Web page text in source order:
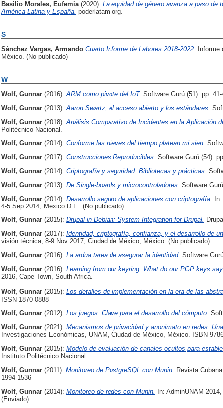
Basilio Morales, Eufemia (2020): La equidad de género avanza a paso de
América Latina y España. poderlatam.org.
S
Sánchez Vargas, Armando Cuarto Informe de Labores 2018-2022.
Informe
México. (No publicado)
W
Wolf, Gunnar (2016): ARM como pivote del IoT. Software Gurú (51). pp.
Wolf, Gunnar (2013): Aaron Swartz, el acceso abierto y los estándares.
Wolf, Gunnar (2018): Análisis Comparativo de Incidentes en la Aplicación
Politécnico Nacional.
Wolf, Gunnar (2014): Conforme las nieves del tiempo platean mi sien.
Wolf, Gunnar (2017): Construcciones Reproducibles. Software Gurú (54).
Wolf, Gunnar (2014): Criptografía y seguridad: Bibliotecas y prácticas.
Wolf, Gunnar (2013): De Single-boards y microcontroladores. Software
Wolf, Gunnar (2014): Desarrollo seguro de aplicaciones con criptografía. In:
4-5 Sep 2014, México D.F.. (No publicado)
Wolf, Gunnar (2015): Drupal in Debian: System Integration for Drupal.
Wolf, Gunnar (2017): Identidad, criptografía, confianza, y el desarrollo de
visión técnica, 8-9 Nov 2017, Ciudad de México, México. (No publicado)
Wolf, Gunnar (2016): La ardua tarea de asegurar la identidad. Software
Wolf, Gunnar (2016): Learning from our keyring: What do our PGP keys
2016, Cape Town, South Africa.
Wolf, Gunnar (2015): Los detalles de implementación en la era de las
ISSN 1870-0888
Wolf, Gunnar (2012): Los juegos: Clave para el desarrollo del cómputo.
Wolf, Gunnar (2021): Mecanismos de privacidad y anonimato en redes:
Investigaciones Económicas, UNAM, Ciudad de México, México. ISBN
Wolf, Gunnar (2015): Modelo de evaluación de canales ocultos para
Instituto Politécnico Nacional.
Wolf, Gunnar (2011): Monitoreo de PostgreSQL con Munin. Revista
1994-1536
Wolf, Gunnar (2014): Monitoreo de redes con Munin. In: AdminUNAM
(Enviado)